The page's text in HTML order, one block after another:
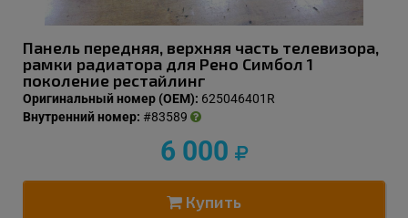
Панель передняя, верхняя часть телевизора,
рамки радиатора для Рено Симбол 1
поколение рестайлинг
Оригинальный номер (OEM): 625046401R
Внутренний номер: #83589
6 000
Купить